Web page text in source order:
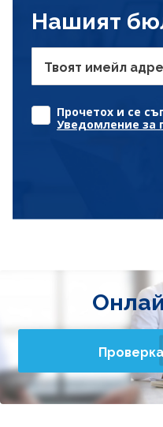
Нашият
Твоят имейл
Прочетох и се
Уведомление за